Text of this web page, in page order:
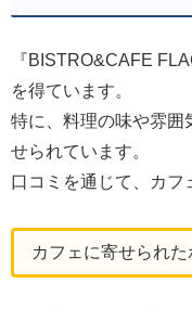
『BISTRO&CAFE
を得ています。
特に、料理の味や雰囲
せられています。
口コミを通じて、カフ
カフェに寄せられ